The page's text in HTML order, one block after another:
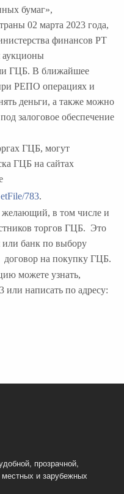
бумаг»,
02 марта 2023 года,
финансов РТ
аукционы
ГЦБ. В ближайшее
РЕПО операциях и
деньги, а также можно
залоговое обеспечение
ГЦБ, могут
ГЦБ на сайтах
783.
в том числе и
торгов ГЦБ. Это
или банк по выбору
договор на покупку ГЦБ.
можете узнать,
или написать по адресу:
прозрачной,
и зарубежных